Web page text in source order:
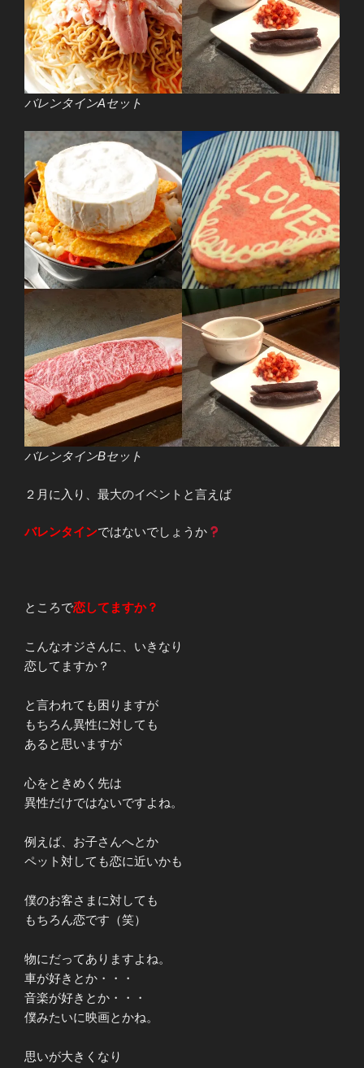
バレンタインAセット
バレンタインBセット
２月に入り、最大のイベントと言えば
バレンタインではないでしょうか
ところで恋してますか？
こんなオジさんに、いきなり
恋してますか？
と言われても困りますが
もちろん異性に対しても
あると思いますが
心をときめく先は
異性だけではないですよね。
例えば、お子さんへとか
ペット対しても恋に近いかも
僕のお客さまに対しても
もちろん恋です（笑）
物にだってありますよね。
車が好きとか・・・
音楽が好きとか・・・
僕みたいに映画とかね。
思いが大きくなり